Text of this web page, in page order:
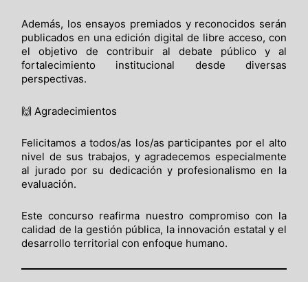
Además, los ensayos premiados y reconocidos serán
publicados en una edición digital de libre acceso, con
el objetivo de contribuir al debate público y al
fortalecimiento institucional desde diversas
perspectivas.
🙌 Agradecimientos
Felicitamos a todos/as los/as participantes por el alto
nivel de sus trabajos, y agradecemos especialmente
al jurado por su dedicación y profesionalismo en la
evaluación.
Este concurso reafirma nuestro compromiso con la
calidad de la gestión pública, la innovación estatal y el
desarrollo territorial con enfoque humano.